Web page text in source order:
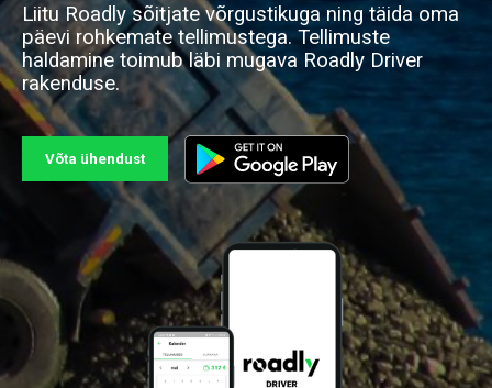
Liitu Roadly sõitjate võrgustikuga ning täida oma
päevi rohkemate tellimustega. Tellimuste
haldamine toimub läbi mugava Roadly Driver
rakenduse.
Võta ühendust